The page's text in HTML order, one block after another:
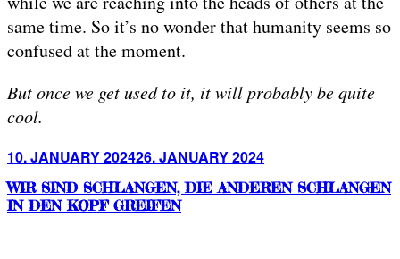
same time. So it’s no wonder that humanity seems so
confused at the moment.
But once we get used to it, it will probably be quite
cool.
Posted
10. JANUARY 202426. JANUARY 2024
WIR SIND SCHLANGEN, DIE ANDEREN SCHLANGEN
IN DEN KOPF GREIFEN